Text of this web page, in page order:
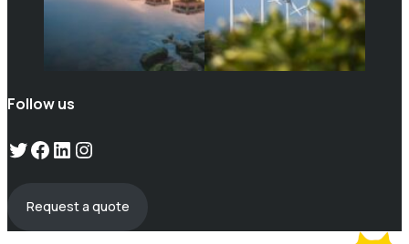
Follow us
Twitter
Facebook
LinkedIn
Instagram
Request a quote